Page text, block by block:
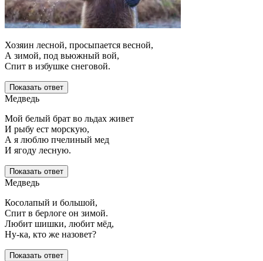
Хозяин лесной, просыпается весной,
А зимой, под вьюжный вой,
Спит в избушке снеговой.
Показать ответ
Медведь
Мой белый брат во льдах живет
И рыбу ест морскую,
А я люблю пчелиный мед
И ягоду лесную.
Показать ответ
Медведь
Косолапый и большой,
Спит в берлоге он зимой.
Любит шишки, любит мёд,
Ну-ка, кто же назовет?
Показать ответ